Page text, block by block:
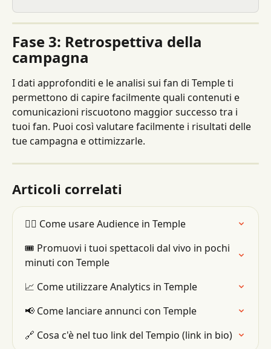
Fase 3: Retrospettiva della
campagna
I dati approfonditi e le analisi sui fan di Temple ti
permettono di capire facilmente quali contenuti e
comunicazioni riscuotono maggior successo tra i
tuoi fan. Puoi così valutare facilmente i risultati delle
tue campagna e ottimizzarle.
Articoli correlati
👯‍♂️ Come usare Audience in Temple
🎟 Promuovi i tuoi spettacoli dal vivo in pochi
minuti con Temple
📈 Come utilizzare Analytics in Temple
📢 Come lanciare annunci con Temple
🔗 Cosa c'è nel tuo link del Tempio (link in bio)